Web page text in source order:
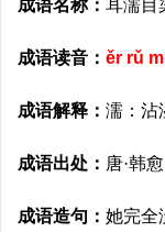
成语名称： 耳濡目
成语读音： ěr rǔ
成语解释： 濡：沾
成语出处： 唐·韩
成语造句： 她完全